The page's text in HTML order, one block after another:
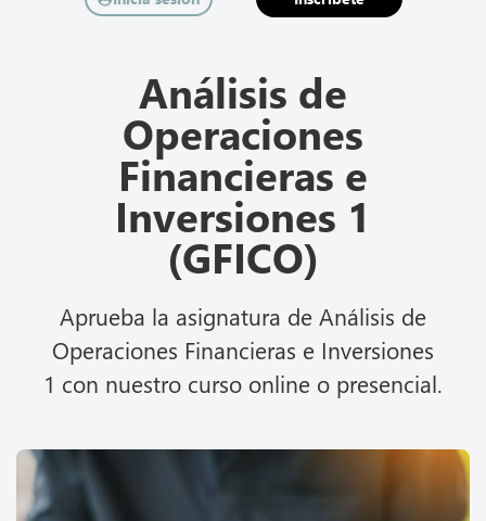
Análisis de
Operaciones
Financieras e
Inversiones 1
(GFICO)
Aprueba la asignatura de Análisis de
Operaciones Financieras e Inversiones
1 con nuestro curso online o presencial.